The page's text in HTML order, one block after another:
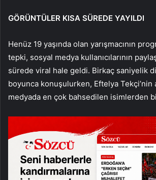
GÖRÜNTÜLER KISA SÜREDE YAYILDI
Henüz 19 yaşında olan yarışmacının
tepki, sosyal medya kullanıcılarının
sürede viral hale geldi. Birkaç saniyelik
boyunca konuşulurken, Eftelya Tekçi’nin
medyada en çok bahsedilen isimlerden